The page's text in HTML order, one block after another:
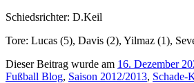
Schiedsrichter: D.Keil
Tore: Lucas (5), Davis (2), Yilmaz (1),
Dieser Beitrag wurde am 16. Dezember
Fußball Blog, Saison 2012/2013, Schade-